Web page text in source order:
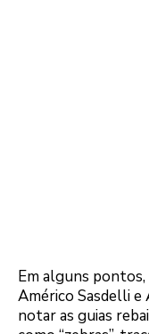
Em alguns pontos,
Américo Sasdelli e
notar as guias